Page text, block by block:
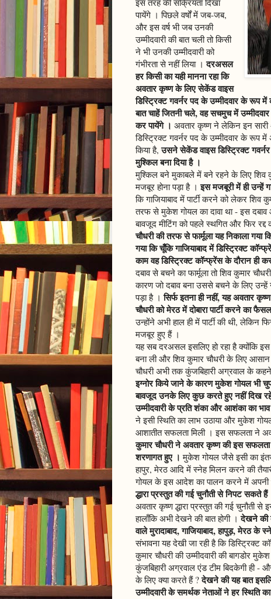
पायेंगे । पिछले वर्षों में जब-जब,
और इस वर्ष भी जब उनकी
उम्मीदवारी की बात चली तो किसी
ने भी उनकी उम्मीदवारी को
गंभीरता से नहीं लिया ।दरअसल
हर किसी का यही मानना रहा कि
अवतार कृष्ण के लिए सेकेंड वाइस
डिस्ट्रिक्ट गवर्नर पद के उम्मीदवार के रूप में
बात चाहें जितनी चले, वह सचमुच में
कर पायेंगे । अवतार कृष्ण ने लेकिन इन
डिस्ट्रिक्ट गवर्नर पद के उम्मीदवार के रूप
किया है,उसने सेकेंड वाइस डिस्ट्रिक्ट
मुश्किल बना दिया है ।
मुश्किल बने मुकाबले में बने रहने के लिए शिव
मजबूर होना पड़ा है ।इस मजबूरी में ही उन्हें
कि गाजियाबाद में पार्टी करने को लेकर शिव
तरफ से मुकेश गोयल का दावा था - इस दबाव
बावजूद मीटिंग को पहले स्थगित और फिर
चौधरी की तरफ से फार्मूला यह निकाला गया
गया कि चूँकि गाजियाबाद में डिस्ट्रिक्ट
काम वह डिस्ट्रिक्ट कॉन्फ्रेंस के दौरान ही
दबाव से बचने का फार्मूला तो शिव कुमार
कारण जो दबाव बना उससे बचने के लिए उन्हें
पड़ा है ।सिर्फ इतना ही नहीं, यह अवतार
चौधरी को मेरठ में दोबारा पार्टी करने का
उन्होंने अभी हाल ही में पार्टी की थी,
मजबूर हुए हैं ।
यह सब दरअसल इसलिए हो रहा है क्योंकि
बना ली और शिव कुमार चौधरी के लिए
चौधरी अभी तक कुंजबिहारी अग्रवाल के
इग्नोर किये जाने के कारण मुकेश गोयल भी
बावजूद उनके लिए कुछ करते हुए नहीं दिख
उम्मीदवारी के प्रति शंका और आशंका का
ने इसी स्थिति का लाभ उठाया और मुकेश
आशातीत सफलता मिली । इस सफलता ने
कुमार चौधरी ने अवतार कृष्ण की इस
शरणागत हुए । मुकेश गोयल जैसे इसी का
हापुर, मेरठ आदि में स्नेह मिलन करने की
गोयल के इस आदेश का पालन करने में
द्धारा प्रस्तुत की गई चुनौती से निपट सकते हैं
अवतार कृष्ण द्धारा प्रस्तुत की गई चुनौती
हालाँकि अभी देखने की बात होगी ।देखने की
वाले मुरादाबाद, गाजियाबाद, हापुड़, मेरठ के
संभावना यह देखी जा रही है कि
कुमार चौधरी की उम्मीदवारी की बागडोर
कुंजबिहारी अग्रवाल एंड टीम बिदकेगी ही -
के लिए क्या करते हैं ?देखने की यह बात
उम्मीदवारी के समर्थक नेताओं ने हर स्थिति